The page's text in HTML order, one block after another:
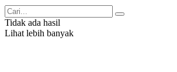
Tidak ada hasil
Lihat lebih banyak